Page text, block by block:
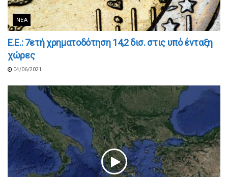
ΝΈΑ
Ε.Ε.: 7ετή χρηματοδότηση 14,2 δισ. στις υπό ένταξη
χώρες
04/06/2021